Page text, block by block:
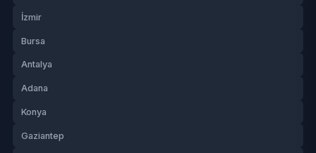
İzmir
Bursa
Antalya
Adana
Konya
Gaziantep